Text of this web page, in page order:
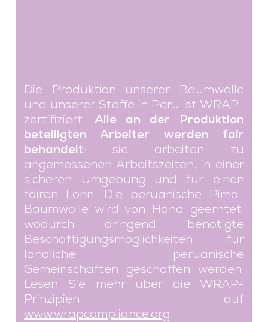
Die Produktion unserer Baumwolle
und unserer Stoffe in Peru ist WRAP-
zertifiziert: Alle an der Produktion
beteiligten Arbeiter werden fair
behandelt: sie arbeiten zu
angemessenen Arbeitszeiten, in einer
sicheren Umgebung und für einen
fairen Lohn. Die peruanische Pima-
Baumwolle wird von Hand geerntet,
wodurch dringend benötigte
Beschäftigungsmöglichkeiten für
ländliche peruanische
Gemeinschaften geschaffen werden.
Lesen Sie mehr über die WRAP-
Prinzipien auf
www.wrapcompliance.org